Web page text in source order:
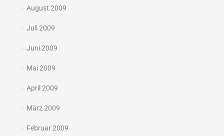
August 2009
Juli 2009
Juni 2009
Mai 2009
April 2009
März 2009
Februar 2009